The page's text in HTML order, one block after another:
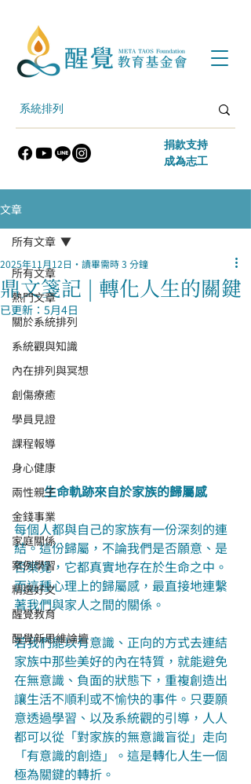
​捐款支持
​成為志工
文章
所有文章
熱門文章
關於系統排列
系統觀與知識
內在排列與冥想
創傷療癒
學員見證
課程報導
身心健康
兩性親子
金錢事業
家庭關係
案例學習
精選好文
醒覺教育
醒覺新思維論壇
所有文章
鼎文箋記 | 轉化人生的關鍵
2025年11月12日 讀畢需時 3 分鐘
已更新： 5月4日
生命軌跡來自於家族的歸屬感
每個人都與自己的家族有一份深刻的連
結。這份歸屬，不論我們是否願意、是
否察覺，它都真實地存在於生命之中。
而這種心理上的歸屬感，最直接地連繫
著我們與家人之間的關係。
若我們能以有意識、正向的方式去連結
家族中那些美好的內在特質，就能避免
在無意識、負面的狀態下，重複創造出
讓生活不順利或不愉快的事件。只要願
意透過學習、以及系統觀的引導，人人
都可以從「對家族的無意識盲從」走向
「有意識的創造」。這是轉化人生一個
極為關鍵的轉折。